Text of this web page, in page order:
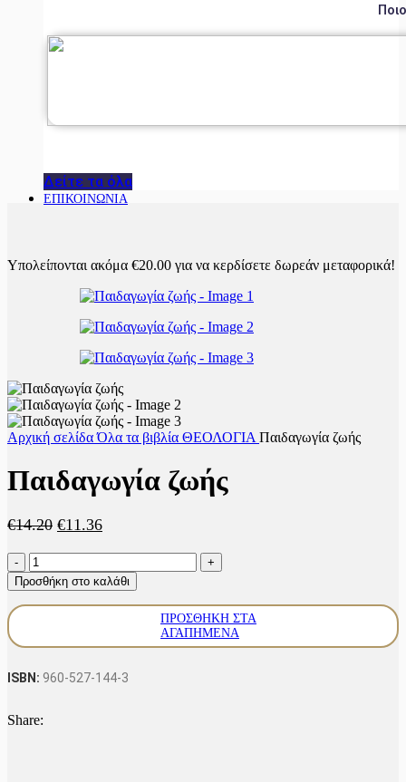
Δείτε τα όλα
ΕΠΙΚΟΙΝΩΝΙΑ
Υπολείπονται ακόμα €20.00 για να κερδίσετε δωρεάν μεταφορικά!
Αρχική σελίδαΌλα τα βιβλία ΘΕΟΛΟΓΙΑ Παιδαγωγία ζωής
Παιδαγωγία ζωής
€14.20 Original
€14.20.
€11.36Η
είναι:
€11.36.
Παιδαγωγία
ζωής
ποσότητα
Προσθήκη στο καλάθι
ΠΡΟΣΘΉΚΗ ΣΤΑ
ΑΓΑΠΗΜΈΝΑ
ISBN: 960-527-144-3
Share: